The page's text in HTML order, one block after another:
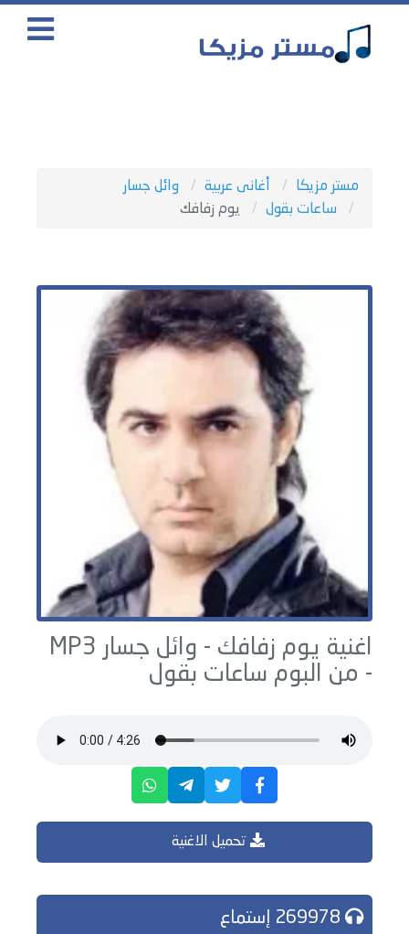
مستر مزيكا أغانى عربية
وائل جسار
ساعات بقول
يوم زفافك
اغنية يوم زفافك - وائل جسار MP3
- من البوم ساعات بقول
تحميل الاغنية